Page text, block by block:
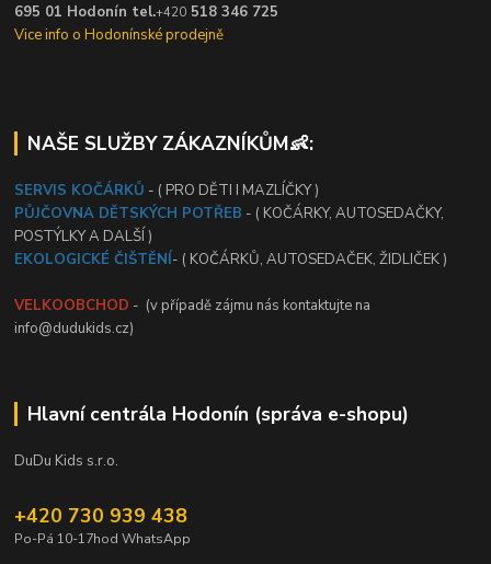
695 01 Hodonín tel.+420 518 346 725
Vice info o Hodonínské prodejně
NAŠE SLUŽBY ZÁKAZNÍKŮM👶:
SERVIS KOČÁRKŮ - ( PRO DĚTI I MAZLÍČKY )
PŮJČOVNA DĚTSKÝCH POTŘEB - ( KOČÁRKY, AUTOSEDAČKY,
POSTÝLKY A DALŠÍ )
EKOLOGICKÉ ČIŠTĚNÍ- ( KOČÁRKŮ, AUTOSEDAČEK, ŽIDLIČEK )
VELKOOBCHOD - (v případě zájmu nás kontaktujte na
info@dudukids.cz)
Hlavní centrála Hodonín (správa e-shopu)
DuDu Kids s.r.o.
+420 730 939 438
Po-Pá 10-17hod WhatsApp